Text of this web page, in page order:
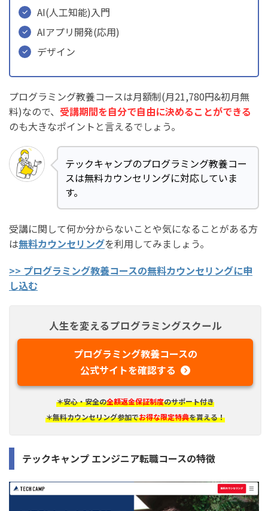
AI(人工知能)入門
AIアプリ開発(応用)
デザイン
プログラミング教養コースは月額制(月21,780円&初月無
料)なので、 受講期間を自分で自由に決めることができる
のも大きなポイントと言えるでしょう。
テックキャンプのプログラミング教養コー
スは無料カウンセリングに対応していま
す。
受講に関して何か分からないことや気になることがある方
は無料カウンセリングを利用してみましょう。
>> プログラミング教養コースの無料カウンセリングに申
し込む
人生を変えるプログラミングスクール
プログラミング教養コースの
公式サイトを確認する
＊安心・安全の全額返金保証制度のサポート付き
＊無料カウンセリング参加でお得な限定特典を貰える！
テックキャンプ エンジニア転職コースの特徴